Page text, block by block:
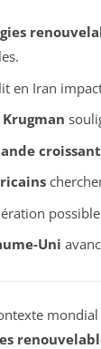
en Iran
Krugman
Uni